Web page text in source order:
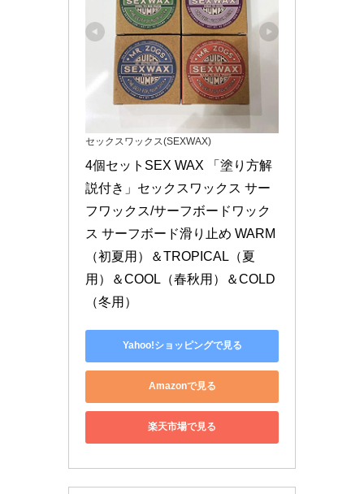
セックスワックス(SEXWAX)
4個セットSEX WAX 「塗り方解
説付き」セックスワックス サー
フワックス/サーフボードワック
ス サーフボード滑り止め WARM
（初夏用）＆TROPICAL（夏
用）＆COOL（春秋用）＆COLD
（冬用）
Yahoo!ショッピングで見る
Amazonで見る
楽天市場で見る